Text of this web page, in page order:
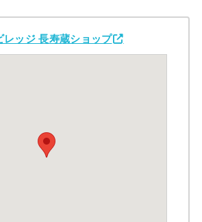
レッジ 長寿蔵ショップ